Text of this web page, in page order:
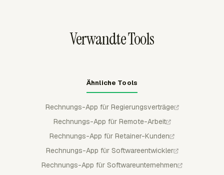
FreshBooks exportiert werden.
Verwandte Tools
Ähnliche Tools
Rechnungs-App für Regierungsverträge
Rechnungs-App für Remote-Arbeit
Rechnungs-App für Retainer-Kunden
Rechnungs-App für Softwareentwickler
Rechnungs-App für Softwareunternehmen